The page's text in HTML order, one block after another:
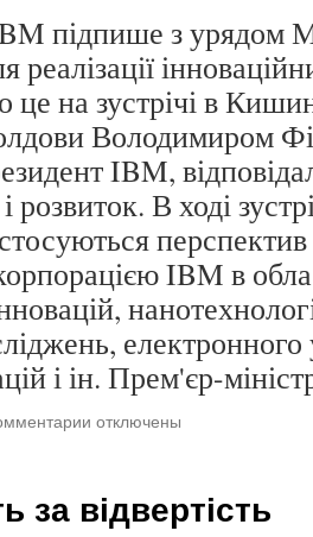
підпише з урядом
реалізації
це на зустрічі в
Володимиром
IBM,
розвиток. В ході
перспектив
IBM в
електронного
і ін. Прем'єр-
к
з
отключены
за відвертість